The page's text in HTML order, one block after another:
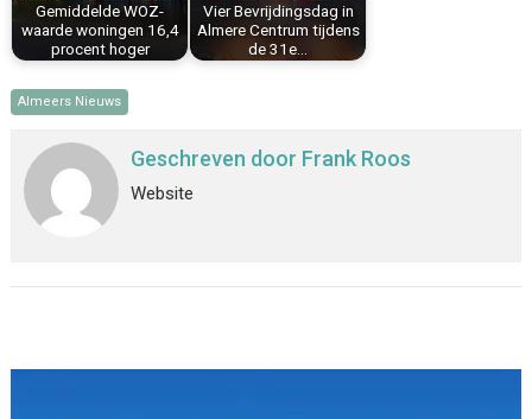
Gemiddelde WOZ-
waarde woningen 16,4
procent hoger
Vier Bevrijdingsdag in
Almere Centrum tijdens
de 31e…
Almeers Nieuws
Geschreven door Frank Roos
Website